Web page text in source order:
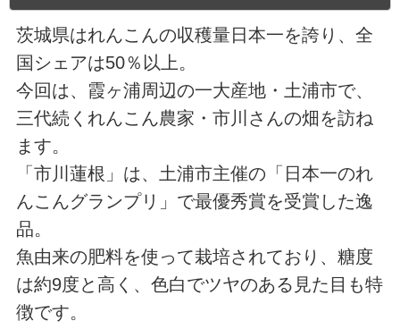
茨城県はれんこんの収穫量日本一を誇り、全
国シェアは50％以上。
今回は、霞ヶ浦周辺の一大産地・土浦市で、
三代続くれんこん農家・市川さんの畑を訪ね
ます。
「市川蓮根」は、土浦市主催の「日本一のれ
んこんグランプリ」で最優秀賞を受賞した逸
品。
魚由来の肥料を使って栽培されており、糖度
は約9度と高く、色白でツヤのある見た目も特
徴です。